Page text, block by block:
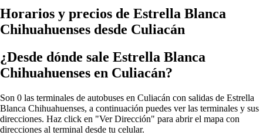
Horarios y precios de Estrella Blanca
Chihuahuenses desde Culiacán
¿Desde dónde sale Estrella Blanca
Chihuahuenses en Culiacán?
Son 0 las terminales de autobuses en Culiacán con salidas de Estrella
Blanca Chihuahuenses, a continuación puedes ver las terminales y sus
direcciones. Haz click en "Ver Dirección" para abrir el mapa con
direcciones al terminal desde tu celular.